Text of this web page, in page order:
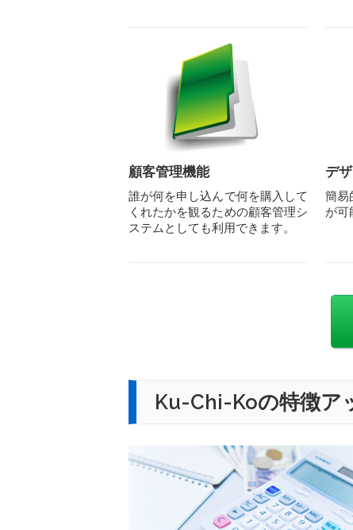
顧客管理機能
誰が何を申し込んで何を購入して
くれたかを観るための顧客管理シ
ステムとしても利用できます。
デ
簡易
が可
Ku-Chi-Koの特徴ア